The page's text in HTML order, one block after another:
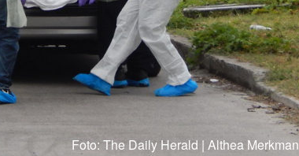
Foto: The Daily Herald | Althea Merkman